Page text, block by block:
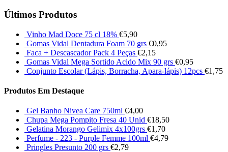
Últimos Produtos
Vinho Mad Doce 75 cl 18% €5,90
Gomas Vidal Dentadura Foam 70 grs €0,95
Faca + Descascador Pack 4 Peças €2,15
Gomas Vidal Mega Sortido Acido Mix 90 grs €0,95
Conjunto Escolar (Lápis, Borracha, Apara-lápis) 12pcs €1,75
Produtos Em Destaque
Gel Banho Nivea Care 750ml €4,00
Chupa Mega Pompito Fresa 40 Unid €18,50
Gelatina Morango Gelimix 4x100grs €1,70
Perfume - 223 - Purple Femme 100ml €4,79
Pringles Presunto 200 grs €2,79